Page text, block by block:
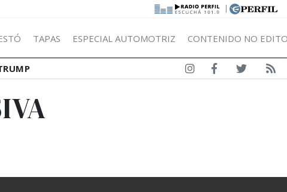
|
TAPAS ESPECIAL AUTOMOTRIZ CONTENIDO NO